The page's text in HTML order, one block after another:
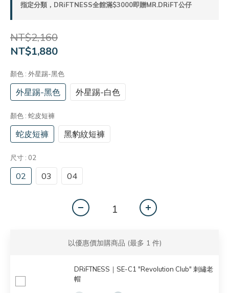
指定分類，DRiFTNESS全館滿$3000即贈MR.DRiFT公仔
NT$2,160
NT$1,880
顏色 : 外星踢-黑色
外星踢-黑色 外星踢-白色
顏色 : 蛇皮短褲
蛇皮短褲 黑豹紋短褲
尺寸 : 02
02 03 04
以優惠價加購商品 (最多 1 件)
DRiFTNESS｜SE-C1 "Revolution Club" 刺繡老
帽